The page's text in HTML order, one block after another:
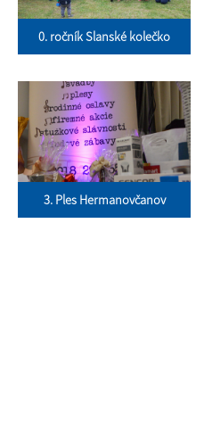
0. ročník Slanské kolečko
3. Ples Hermanovčanov